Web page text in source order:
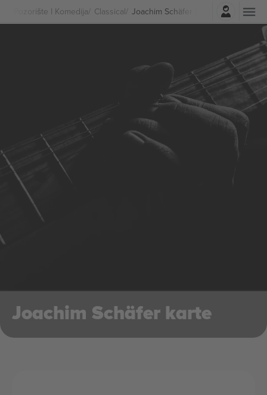
Pozorište I Komedija Classical Joachim Schäfer Karte
Najavite se
Joachim Schäfer karte